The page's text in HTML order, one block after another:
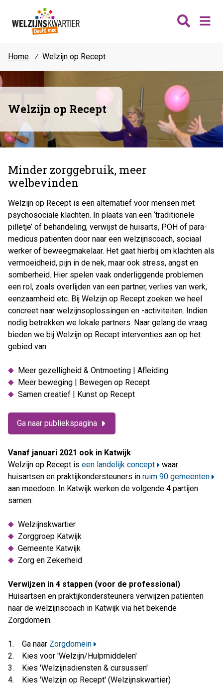
Wijken
Katwijk
Noordwijk
Hillegom
Thema's
Ontmoeten
Jongeren
Verhuur
Contact
Home ⁄ Welzijn op Recept
Welzijn op Recept
Minder zorggebruik, meer
welbevinden
Welzijn op Recept is een alternatief voor mensen met
psychosociale klachten. In plaats van een ‘traditionele
pilletje’ of behandeling, verwijst de huisarts, POH of para-
medicus patiënten door naar een welzijnscoach, sociaal
werker of beweegmakelaar. Het gaat hierbij om klachten als
vermoeidheid, pijn in de nek, maar ook stress, angst en
somberheid. Hier spelen vaak onderliggende problemen
een rol, zoals overlijden van een partner, verlies van werk,
eenzaamheid etc. Bij Welzijn op Recept zoeken we heel
concreet naar welzijnsoplossingen en -activiteiten. Indien
nodig betrekken we lokale partners. Naar gelang de vraag
bieden we bij Welzijn op Recept interventies aan op het
gebied van:
Meer gezelligheid & Ontmoeting | Afleiding
Meer beweging | Bewegen op Recept
Samen creatief | Kunst op Recept
Ga naar publiekspagina
Vanaf januari 2021 ook in Katwijk
Welzijn op Recept is een landelijk concept
waar
huisartsen en praktijkondersteuners in ruim 90 gemeenten
aan meedoen. In Katwijk werken de volgende 4 partijen
samen:
Welzijnskwartier
Zorggroep Katwijk
Gemeente Katwijk
Zorg en Zekerheid
Verwijzen in 4 stappen (voor de professional)
Huisartsen en praktijkondersteuners verwijzen patiënten
naar de welzijnscoach in Katwijk via het bekende
Zorgdomein.
1. Ga naar Zorgdomein
2. Kies voor 'Welzijn/Hulpmiddelen'
3. Kies 'Welzijnsdiensten & cursussen'
4. Kies 'Welzijn op Recept' (Welzijnskwartier)